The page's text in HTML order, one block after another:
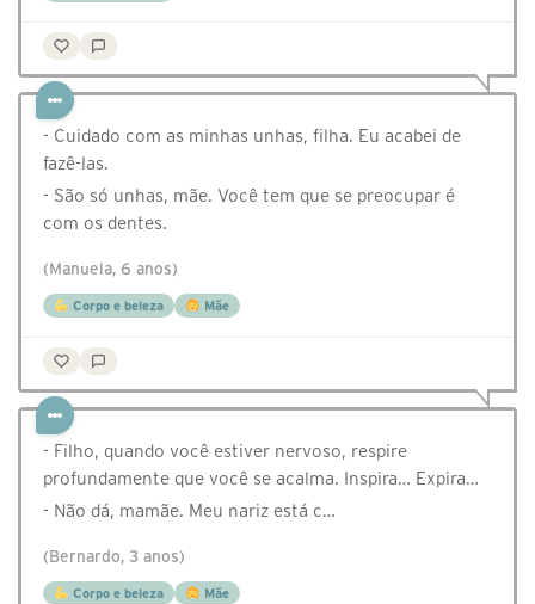
- Cuidado com as minhas unhas, filha. Eu acabei de
fazê-las.
- São só unhas, mãe. Você tem que se preocupar é
com os dentes.
(Manuela, 6 anos)
Corpo e beleza Mãe
- Filho, quando você estiver nervoso, respire
profundamente que você se acalma. Inspira… Expira…
- Não dá, mamãe. Meu nariz está c…
(Bernardo, 3 anos)
Corpo e beleza Mãe